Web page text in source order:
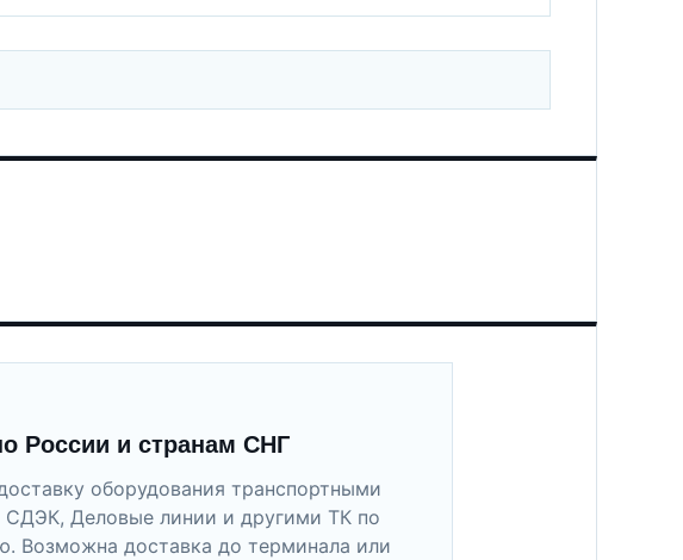
России и странам СНГ
оборудования транспортными
СДЭК, Деловые линии и другими ТК по
Возможна доставка до терминала или